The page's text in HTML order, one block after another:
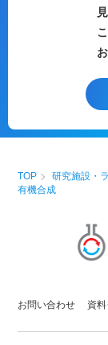
TOP 研究施設・
有機合成
お問い合わせ 資